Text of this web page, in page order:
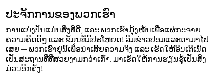
ປະຈັກການຂອງພວກເຮົາ
ການແບ່ງປັນແມ່ນສິ່ງທີ່ດີ, ແລະ ພວກເຮົາມຸ້ງໝັ້ນເພື່ອແຜ່ກະຈາຍ
ຄວາມຄິດດີໆ ແລະ ຂໍ້ມູນທີ່ມີປະໂຫຍດ! ລືມຂ່າວປອມແລະດາມາໄປ
ເສຍ — ພວກເຮົາຢູ່ນີ້ເພື່ອນຳເສີີຍຄວາມຈິງ ແລະ ເຮັດໃຫ້ອິນເຕີເນັດ
ເປັນສະຖານທີ່ທີ່ສວຍງາມກວ່າເກົ່າ. ມາເຮັດໃຫ້ການຮຽນຮູ້ເປັນສິ່ງ
ມ່ວນອີກຄັ້ງ!